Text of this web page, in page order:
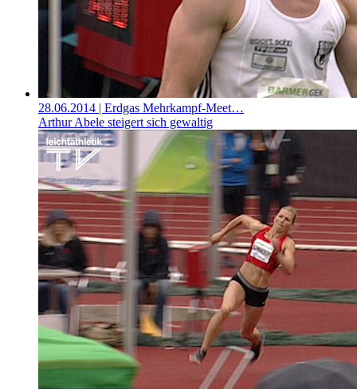
28.06.2014 | Erdgas Mehrkampf-Meet…
Arthur Abele steigert sich gewaltig